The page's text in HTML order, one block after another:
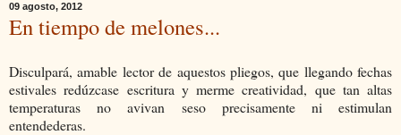
09 agosto, 2012
En tiempo de melones...
Disculpará, amable lector de aquestos pliegos, que llegando fechas
estivales redúzcase escritura y merme creatividad, que tan altas
temperaturas no avivan seso precisamente ni estimulan
entendederas.